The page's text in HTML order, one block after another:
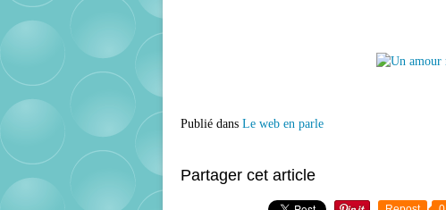
Publié dans Le web en parle
Partager cet article